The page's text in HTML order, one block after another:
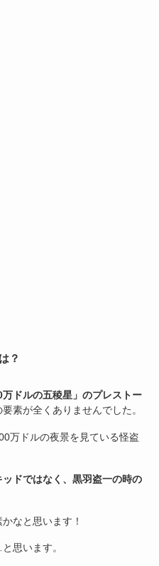
？
万ドルの五稜星」のプレストー
素が全くありませんでした。
万ドルの夜景を見ている怪盗
ドではなく、黒羽盗一の時の
なと思います！
思います。